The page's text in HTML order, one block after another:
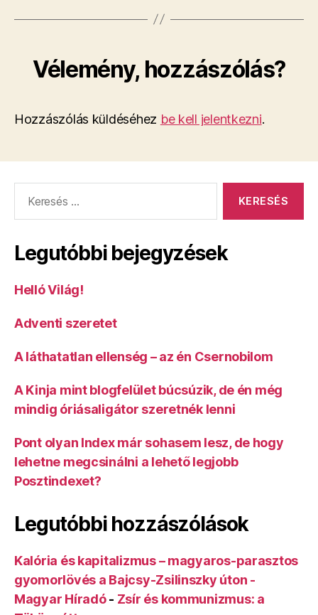
Vélemény, hozzászólás?
Hozzászólás küldéséhez be kell jelentkezni.
Legutóbbi bejegyzések
Helló Világ!
Adventi szeretet
A láthatatlan ellenség – az én Csernobilom
A Kinja mint blogfelület búcsúzik, de én még
mindig óriásaligátor szeretnék lenni
Pont olyan Index már sohasem lesz, de hogy
lehetne megcsinálni a lehető legjobb
Posztindexet?
Legutóbbi hozzászólások
Kalória és kapitalizmus – magyaros-parasztos
gyomorlövés a Bajcsy-Zsilinszky úton -
Magyar Híradó- Zsír és kommunizmus: a